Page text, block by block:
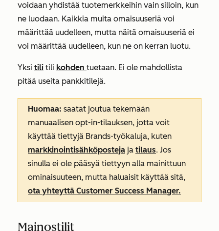
voidaan yhdistää tuotemerkkeihin vain silloin, kun
ne luodaan. Kaikkia muita omaisuuseriä voi
määrittää uudelleen, mutta näitä omaisuuseriä ei
voi määrittää uudelleen, kun ne on kerran luotu.
Yksi tili tili kohden tuetaan. Ei ole mahdollista
pitää useita pankkitilejä.
Huomaa: saatat joutua tekemään
manuaalisen opt-in-tilauksen, jotta voit
käyttää tiettyjä Brands-työkaluja, kuten
markkinointisähköposteja ja tilaus. Jos
sinulla ei ole pääsyä tiettyyn alla mainittuun
ominaisuuteen, mutta haluaisit käyttää sitä,
ota yhteyttä Customer Success Manager.
Mainostilit